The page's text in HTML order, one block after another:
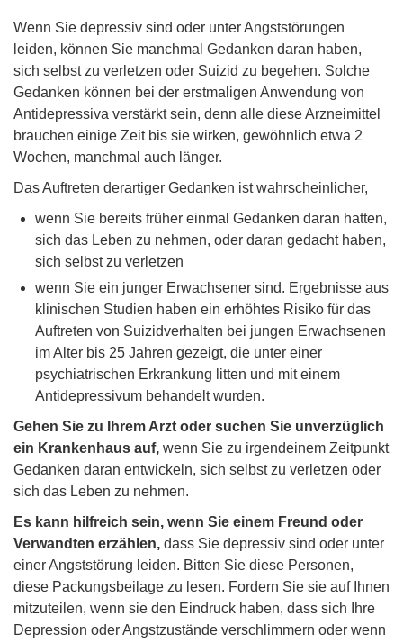
Wenn Sie depressiv sind oder unter Angststörungen
leiden, können Sie manchmal Gedanken daran haben,
sich selbst zu verletzen oder Suizid zu begehen. Solche
Gedanken können bei der erstmaligen Anwendung von
Antidepressiva verstärkt sein, denn alle diese Arzneimittel
brauchen einige Zeit bis sie wirken, gewöhnlich etwa 2
Wochen, manchmal auch länger.
Das Auftreten derartiger Gedanken ist wahrscheinlicher,
wenn Sie bereits früher einmal Gedanken daran hatten,
sich das Leben zu nehmen, oder daran gedacht haben,
sich selbst zu verletzen
wenn Sie ein junger Erwachsener sind. Ergebnisse aus
klinischen Studien haben ein erhöhtes Risiko für das
Auftreten von Suizidverhalten bei jungen Erwachsenen
im Alter bis 25 Jahren gezeigt, die unter einer
psychiatrischen Erkrankung litten und mit einem
Antidepressivum behandelt wurden.
Gehen Sie zu Ihrem Arzt oder suchen Sie unverzüglich
ein Krankenhaus auf, wenn Sie zu irgendeinem Zeitpunkt
Gedanken daran entwickeln, sich selbst zu verletzen oder
sich das Leben zu nehmen.
Es kann hilfreich sein, wenn Sie einem Freund oder
Verwandten erzählen, dass Sie depressiv sind oder unter
einer Angststörung leiden. Bitten Sie diese Personen,
diese Packungsbeilage zu lesen. Fordern Sie sie auf Ihnen
mitzuteilen, wenn sie den Eindruck haben, dass sich Ihre
Depression oder Angstzustände verschlimmern oder wenn